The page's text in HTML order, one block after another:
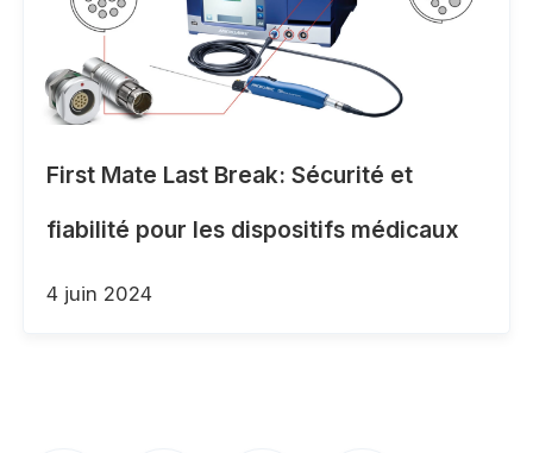
First Mate Last Break: Sécurité et
fiabilité pour les dispositifs médicaux
4 juin 2024